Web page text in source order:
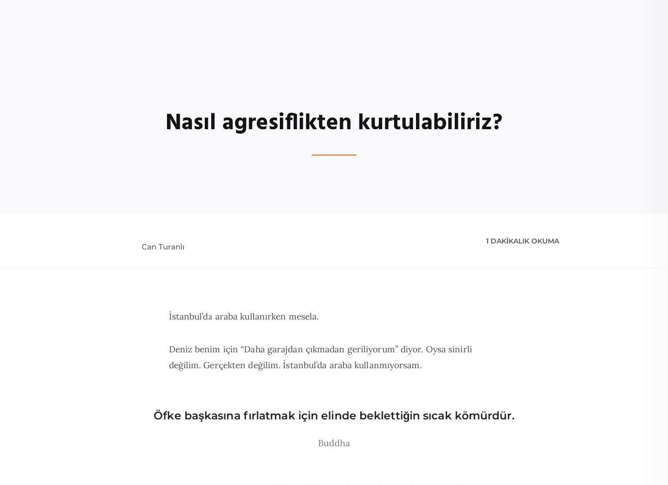
Nasıl agresiflikten kurtulabiliriz?
Can Turanlı
1 DAKIKALIK OKUMA
İstanbul’da araba kullanırken mesela.
Deniz benim için “Daha garajdan çıkmadan geriliyorum” diyor. Oysa sinirli
değilim. Gerçekten değilim. İstanbul’da araba kullanmıyorsam.
Öfke başkasına fırlatmak için elinde beklettiğin sıcak kömürdür.
Buddha